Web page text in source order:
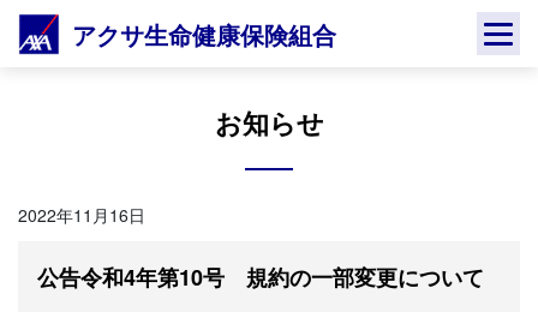
Skip
アクサ生命健康保険組合
お知らせ
2022年11月16日
公告令和4年第10号 規約の一部変更について